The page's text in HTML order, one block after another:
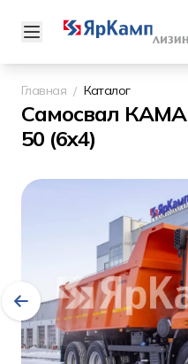
Главная Каталог
Самосвал
50 (6x4)